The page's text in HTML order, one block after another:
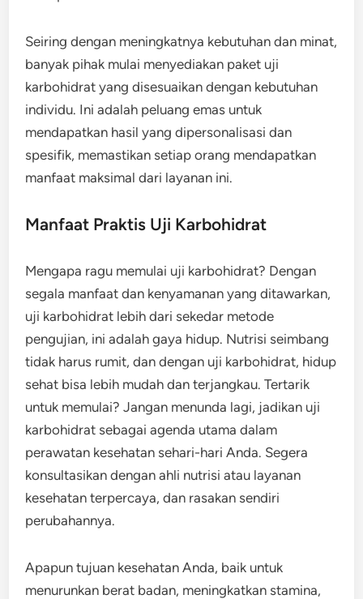
Seiring dengan meningkatnya kebutuhan dan minat,
banyak pihak mulai menyediakan paket uji
karbohidrat yang disesuaikan dengan kebutuhan
individu. Ini adalah peluang emas untuk
mendapatkan hasil yang dipersonalisasi dan
spesifik, memastikan setiap orang mendapatkan
manfaat maksimal dari layanan ini.
Manfaat Praktis Uji Karbohidrat
Mengapa ragu memulai uji karbohidrat? Dengan
segala manfaat dan kenyamanan yang ditawarkan,
uji karbohidrat lebih dari sekedar metode
pengujian, ini adalah gaya hidup. Nutrisi seimbang
tidak harus rumit, dan dengan uji karbohidrat, hidup
sehat bisa lebih mudah dan terjangkau. Tertarik
untuk memulai? Jangan menunda lagi, jadikan uji
karbohidrat sebagai agenda utama dalam
perawatan kesehatan sehari-hari Anda. Segera
konsultasikan dengan ahli nutrisi atau layanan
kesehatan terpercaya, dan rasakan sendiri
perubahannya.
Apapun tujuan kesehatan Anda, baik untuk
menurunkan berat badan, meningkatkan stamina,